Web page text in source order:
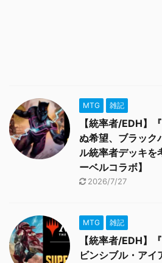
MTG 雑記
【統率者/EDH】
ぬ希望、ブラック
ル統率者デッキを
ーベルコラボ】
2026/7/27
MTG 雑記
【統率者/EDH】
ビンシブル・アイ